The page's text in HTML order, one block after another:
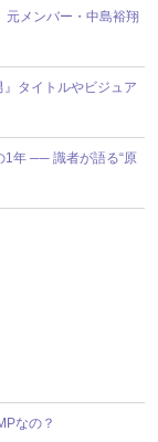
メンバー・中島裕翔
タイトルやビジュア
1年 ── 識者が語る“原
なの？